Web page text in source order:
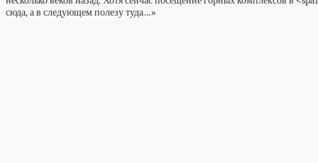
сюда, а в следующем полезу туда…»